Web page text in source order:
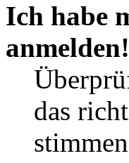
Ich habe
anmelden!
das